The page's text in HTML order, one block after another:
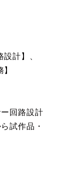
計】、
回路設計
試作品・